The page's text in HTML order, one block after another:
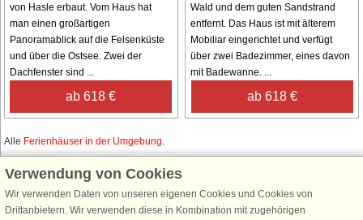
von Hasle erbaut. Vom Haus hat
man einen großartigen
Panoramablick auf die Felsenküste
und über die Ostsee. Zwei der
Dachfenster sind ...
ab 618 €
Wald und dem guten Sandstrand
entfernt. Das Haus ist mit älterem
Mobiliar eingerichtet und verfügt
über zwei Badezimmer, eines davon
mit Badewanne. ...
ab 618 €
Alle Ferienhäuser in der Umgebung
Schließen Sie sich 100.000 Ferienhaus-Fans an
Verwendung von Cookies
Wir verwenden Daten von unseren eigenen Cookies und Cookies von
Drittanbietern. Wir verwenden diese in Kombination mit zugehörigen